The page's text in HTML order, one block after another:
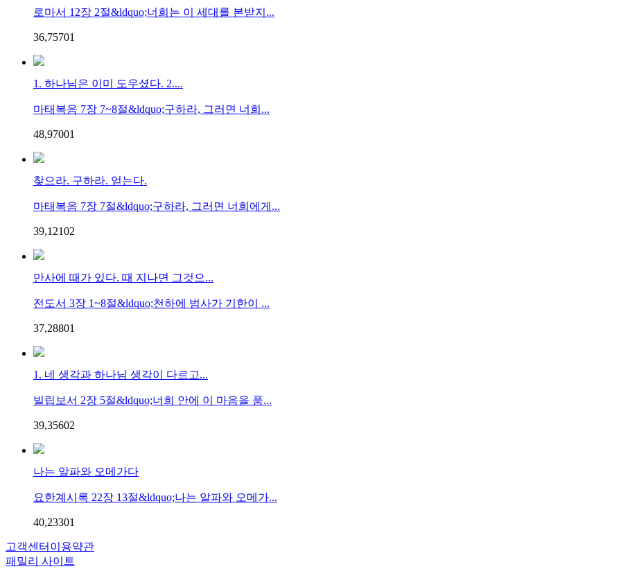
로마서 12장 2절&ldquo;너희는 이 세대를 본받지...
36,75701
1. 하나님은 이미 도우셨다. 2....
마태복음 7장 7~8절&ldquo;구하라, 그러면 너희...
48,97001
찾으라. 구하라. 얻는다.
마태복음 7장 7절&ldquo;구하라, 그러면 너희에게...
39,12102
만사에 때가 있다. 때 지나면 그것으...
전도서 3장 1~8절&ldquo;천하에 범사가 기한이 ...
37,28801
1. 네 생각과 하나님 생각이 다르고...
빌립보서 2장 5절&ldquo;너희 안에 이 마음을 품...
39,35602
나는 알파와 오메가다
요한계시록 22장 13절&ldquo;나는 알파와 오메가...
40,23301
고객센터 이용약관
패밀리 사이트